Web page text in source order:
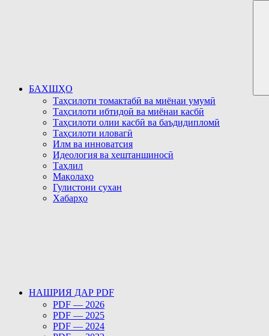
БАХШҲО
Таҳсилоти томактабӣ ва миёнаи умумӣ
Таҳсилоти ибтидоӣ ва миёнаи касбӣ
Таҳсилоти олии касбӣ ва баъдидипломӣ
Таҳсилоти иловагӣ
Илм ва инноватсия
Идеология ва хештаншиносӣ
Таҳлил
Мақолаҳо
Гулистони сухан
Хабарҳо
НАШРИЯ ДАР PDF
PDF — 2026
PDF — 2025
PDF — 2024